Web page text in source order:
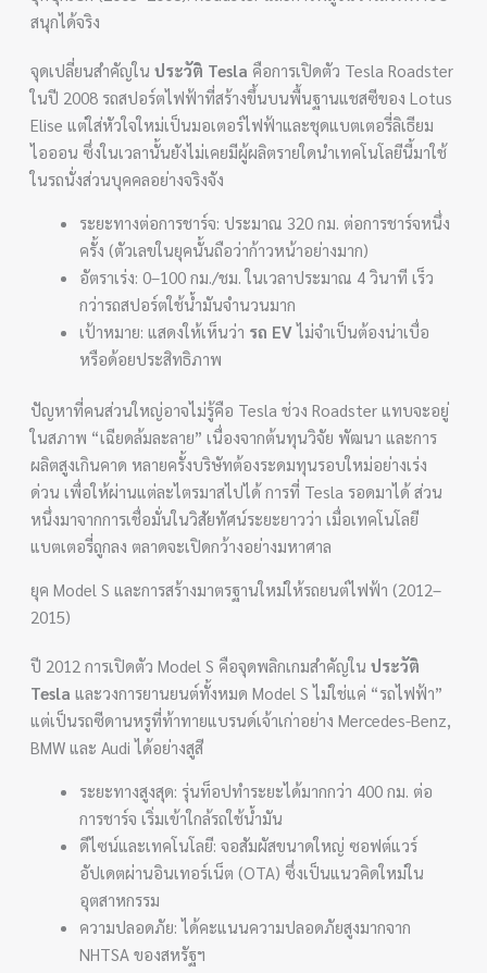
สนุกได้จริง
จุดเปลี่ยนสำคัญในประวัติ Tesla คือการเปิดตัว Tesla Roadster
ในปี 2008 รถสปอร์ตไฟฟ้าที่สร้างขึ้นบนพื้นฐานแชสซีของ Lotus
Elise แต่ใส่หัวใจใหม่เป็นมอเตอร์ไฟฟ้าและชุดแบตเตอรี่ลิเธียม
ไอออน ซึ่งในเวลานั้นยังไม่เคยมีผู้ผลิตรายใดนำเทคโนโลยีนี้มาใช้
ในรถนั่งส่วนบุคคลอย่างจริงจัง
ระยะทางต่อการชาร์จ: ประมาณ 320 กม. ต่อการชาร์จหนึ่ง
ครั้ง (ตัวเลขในยุคนั้นถือว่าก้าวหน้าอย่างมาก)
อัตราเร่ง: 0–100 กม./ชม. ในเวลาประมาณ 4 วินาที เร็ว
กว่ารถสปอร์ตใช้น้ำมันจำนวนมาก
เป้าหมาย: แสดงให้เห็นว่า รถ EVไม่จำเป็นต้องน่าเบื่อ
หรือด้อยประสิทธิภาพ
ปัญหาที่คนส่วนใหญ่อาจไม่รู้คือ Tesla ช่วง Roadster แทบจะอยู่
ในสภาพ “เฉียดล้มละลาย” เนื่องจากต้นทุนวิจัย พัฒนา และการ
ผลิตสูงเกินคาด หลายครั้งบริษัทต้องระดมทุนรอบใหม่อย่างเร่ง
ด่วน เพื่อให้ผ่านแต่ละไตรมาสไปได้ การที่ Tesla รอดมาได้ ส่วน
หนึ่งมาจากการเชื่อมั่นในวิสัยทัศน์ระยะยาวว่า เมื่อเทคโนโลยี
แบตเตอรี่ถูกลง ตลาดจะเปิดกว้างอย่างมหาศาล
ยุค Model S และการสร้างมาตรฐานใหม่ให้รถยนต์ไฟฟ้า (2012–
2015)
ปี 2012 การเปิดตัว Model S คือจุดพลิกเกมสำคัญในประวัติ
Tesla และวงการยานยนต์ทั้งหมด Model S ไม่ใช่แค่ “รถไฟฟ้า”
แต่เป็นรถซีดานหรูที่ท้าทายแบรนด์เจ้าเก่าอย่าง Mercedes-Benz,
BMW และ Audi ได้อย่างสูสี
ระยะทางสูงสุด: รุ่นท็อปทำระยะได้มากกว่า 400 กม. ต่อ
การชาร์จ เริ่มเข้าใกล้รถใช้น้ำมัน
ดีไซน์และเทคโนโลยี: จอสัมผัสขนาดใหญ่ ซอฟต์แวร์
อัปเดตผ่านอินเทอร์เน็ต (OTA) ซึ่งเป็นแนวคิดใหม่ใน
อุตสาหกรรม
ความปลอดภัย: ได้คะแนนความปลอดภัยสูงมากจาก
NHTSA ของสหรัฐฯ